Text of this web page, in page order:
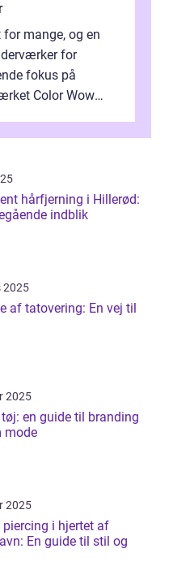
mange, og en
for
fokus på
Color Wow
hårfjerning i Hillerød:
indblik
2025
af tatovering: En vej til
2025
en guide til branding
mode
2025
piercing i hjertet af
En guide til stil og